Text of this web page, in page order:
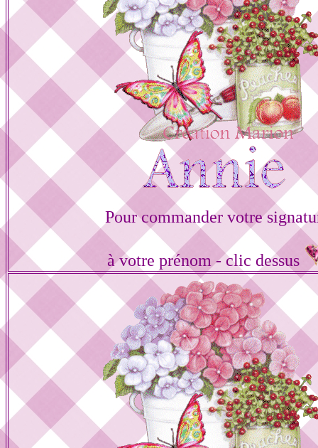
Pour commander votre
à votre prénom - clic dessus